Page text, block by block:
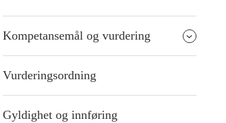
Kompetansemål og vurdering
Vurderingsordning
Gyldighet og innføring